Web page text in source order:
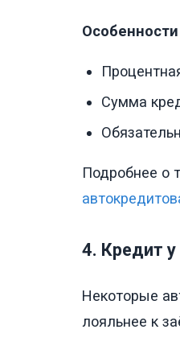
Сумма
Подробнее о
4. Кредит
Некоторые
лояльнее к